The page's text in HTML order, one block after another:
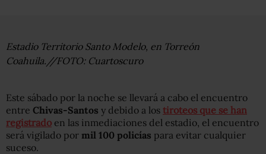
Estadio Territorio Santo Modelo, en Torreón
Coahuila.//FOTO: Cuartoscuro
Este sábado por la noche se llevará a cabo el encuentro
entre Chivas-Santos y debido a los tiroteos que se han
registrado en las inmediaciones del estadio, el encuentro
será vigilado por mil 100 policías para evitar cualquier
suceso.